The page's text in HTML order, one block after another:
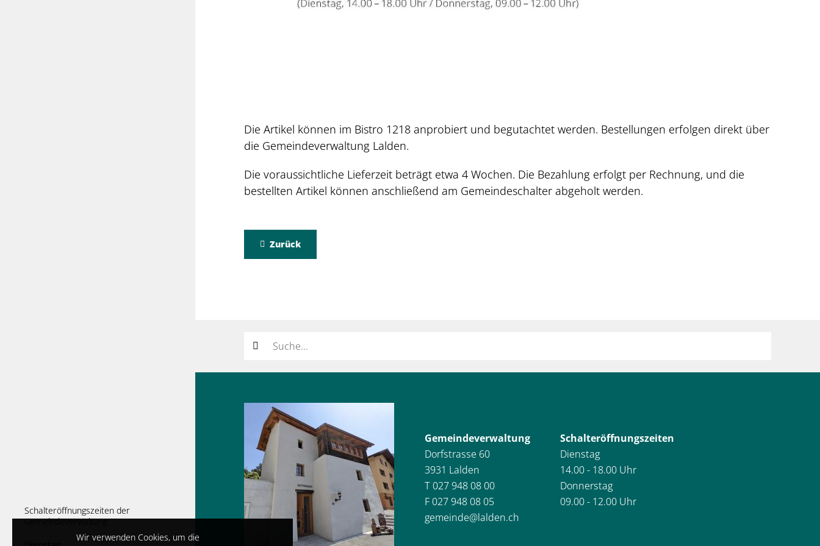
Schalteröffnungszeiten der
Gemeindeverwaltung
Die Artikel können im Bistro 1218 anprobiert und begutachtet werden. Bestellungen erfolgen direkt über
die Gemeindeverwaltung Lalden.
Die voraussichtliche Lieferzeit beträgt etwa 4 Wochen. Die Bezahlung erfolgt per Rechnung, und die
bestellten Artikel können anschließend am Gemeindeschalter abgeholt werden.
Zurück
Suchwort
Gemeindeverwaltung
Dorfstrasse 60
3931 Lalden
T 027 948 08 00
F 027 948 08 05
gemeinde@lalden.ch
Schalteröffnungszeiten
Dienstag
14.00 - 18.00 Uhr
Donnerstag
09.00 - 12.00 Uhr
Wir verwenden Cookies, um die